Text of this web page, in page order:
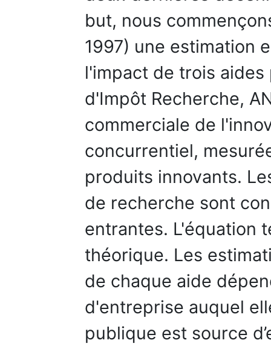
but, nous
1997) une estimation
l'impact de trois
d'Impôt Recherche,
commerciale de
concurrentiel,
produits innovants.
de recherche sont
entrantes. L'équation
théorique. Les
de chaque aide
d'entreprise auquel
publique est source